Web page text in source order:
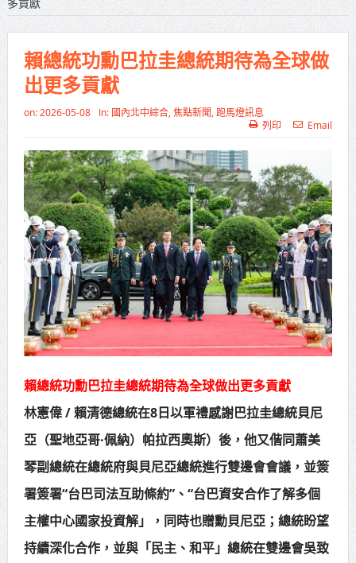
北市鮮奶週報再升級！8月31日補助
擴大至國中生
雙北合作里程碑！萬大線動態測試
侯友宜蔣萬安攜手視察
高齡健康產業博覽會8/7盛大登場 新
北形象館亮相
打鐵厝北側產業園區產業設施公共
動土創造千個就業機會
高雄「三民運動中心」市長陳其
邁、運動部長李洋各界貴賓共同揭幕
高雄東照山關帝廟全國國中小學書
法比賽 圓滿落幕
不對稱戰力
蔣萬安再拋出「倒閣說」 喊推陳其
邁組閣
賴總統肯定「金唐獎」得獎者及入
圍者 允諾完善支持體系
多貢獻
賴總統功勳巴拉圭總統期待為全球做
出更多貢獻
on: 2026-05-08 In: 國內北中綜合, 焦點新聞 跑馬燈訊息
列印
Email
賴總統功勳巴拉圭總統期待為全球做出更多貢獻
林憲偉 / 賴清德總統在8日以軍禮感謝巴拉圭總統貝尼
亞（聖地亞哥·佩納）帕拉西奧斯）後，他又偕同蕭美
琴副總統在總統府與貝尼亞總統進行雙邊會會議，並簽
署簽署“台巴司法互助條約”、“台巴資安合作了解多個
主權中心國家投資解」，同時也贈勳貝尼亞；總統盼望
持續深化合作，並與「民主、和平」總統在雙邊會吳致